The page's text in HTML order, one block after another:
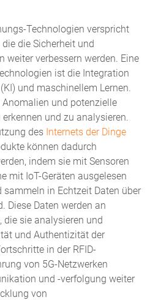
Technologien verspricht
die Sicherheit und
weiter verbessern werden. Eine
ist die Integration
und maschinellem Lernen.
und potenzielle
und zu analysieren.
des Internets der Dinge
können dadurch
indem sie mit Sensoren
mit IoT-Geräten ausgelesen
sammeln in Echtzeit Daten über
Diese Daten werden an
die sie analysieren und
und Authentizität der
in der RFID-
von 5G-Netzwerken
und -verfolgung weiter
von